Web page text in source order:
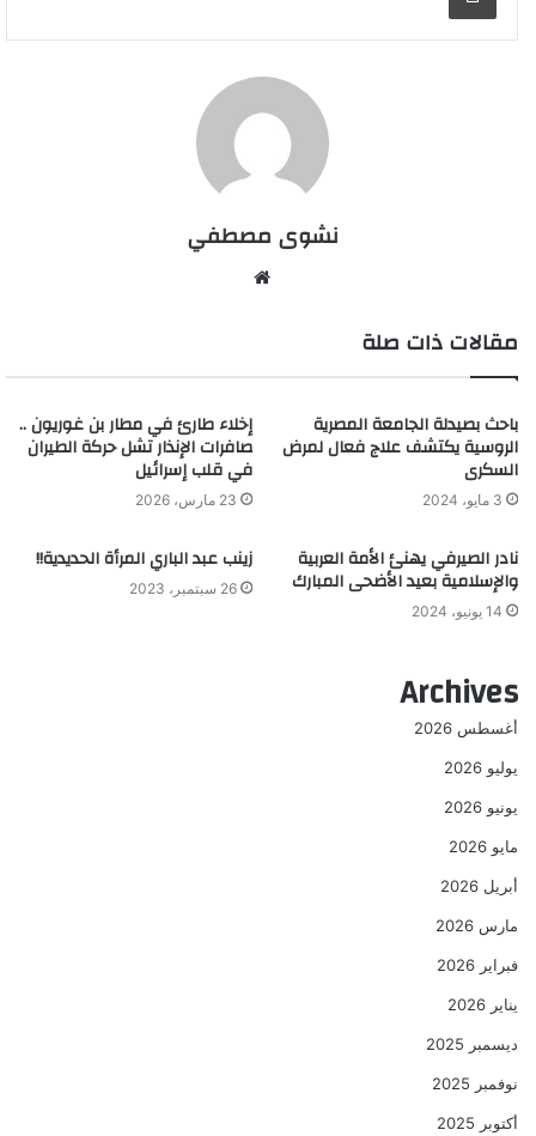
نشوى مصطفي
ل
و
ي
ب
مقالات ذات صلة
باحث بصيدلة الجامعة المصرية
الروسية يكتشف علاج فعال لمرض
السكرى
3 مايو، 2024
إخلاء طارئ في مطار بن غوريون ..
صافرات الإنذار تشل حركة الطيران
في قلب إسرائيل
23 مارس، 2026
نادر الصيرفي يهنئ الأمة العربية
والإسلامية بعيد الأضحى المبارك
14 يونيو، 2024
زينب عبد الباري المرأة الحديدية!!
26 سبتمبر، 2023
Archives
أغسطس 2026
يوليو 2026
يونيو 2026
مايو 2026
أبريل 2026
مارس 2026
فبراير 2026
يناير 2026
ديسمبر 2025
نوفمبر 2025
أكتوبر 2025